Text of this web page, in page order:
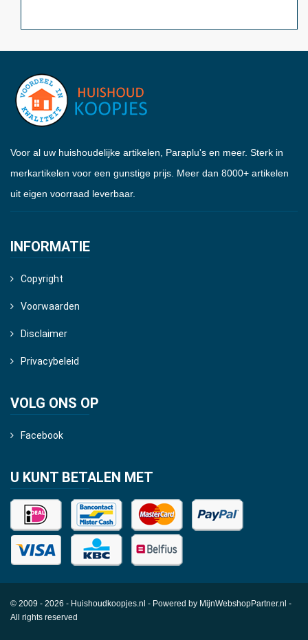
Voor al uw huishoudelijke artikelen, Paraplu's en meer. Sterk in
merkartikelen voor een gunstige prijs. Meer dan 8000+ artikelen
uit eigen voorraad leverbaar.
INFORMATIE
Copyright
Voorwaarden
Disclaimer
Privacybeleid
VOLG ONS OP
Facebook
U KUNT BETALEN MET
© 2009 - 2026 - Huishoudkoopjes.nl - Powered by MijnWebshopPartner.nl -
All rights reserved